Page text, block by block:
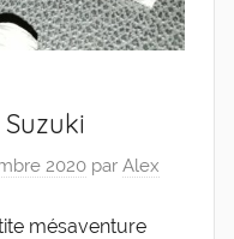
2020 par Alex
mésa­ven­ture